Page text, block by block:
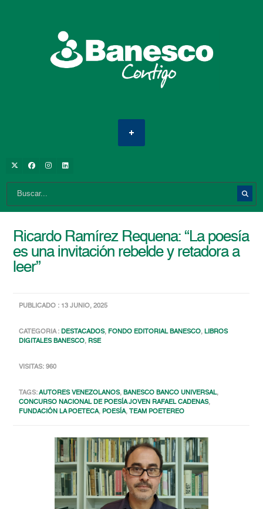
Ricardo Ramírez Requena: “La poesía
es una invitación rebelde y retadora a
leer”
PUBLICADO : 13 JUNIO, 2025
CATEGORIA :DESTACADOS, FONDO EDITORIAL BANESCO,LIBROS
DIGITALES BANESCO, RSE
VISITAS: 960
TAGS:AUTORES VENEZOLANOS,BANESCO BANCO UNIVERSAL,
CONCURSO NACIONAL DE POESÍA JOVEN RAFAEL CADENAS,
FUNDACIÓN LA POETECA, POESÍA, TEAM POETEREO